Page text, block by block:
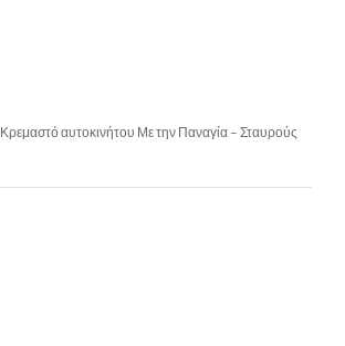
Κρεμαστό αυτοκινήτου Με την Παναγία – Σταυρούς